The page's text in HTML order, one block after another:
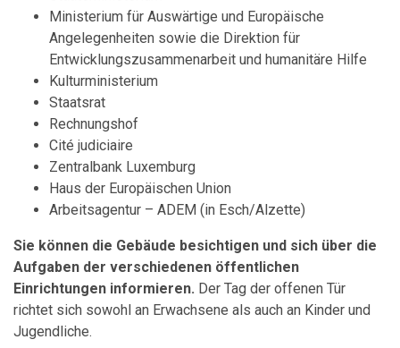
Ministerium für Auswärtige und Europäische
Angelegenheiten sowie die Direktion für
Entwicklungszusammenarbeit und humanitäre Hilfe
Kulturministerium
Staatsrat
Rechnungshof
Cité judiciaire
Zentralbank Luxemburg
Haus der Europäischen Union
Arbeitsagentur – ADEM (in Esch/Alzette)
Sie können die Gebäude besichtigen und sich über die
Aufgaben der verschiedenen öffentlichen
Einrichtungen informieren. Der Tag der offenen Tür
richtet sich sowohl an Erwachsene als auch an Kinder und
Jugendliche.